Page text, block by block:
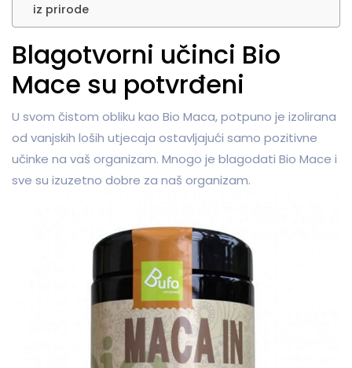
iz prirode
Blagotvorni učinci Bio
Mace su potvrđeni
U svom čistom obliku kao Bio Maca, potpuno je izolirana
od vanjskih loših utjecaja ostavljajući samo pozitivne
učinke na vaš organizam. Mnogo je blagodati Bio Mace i
sve su izuzetno dobre za naš organizam.